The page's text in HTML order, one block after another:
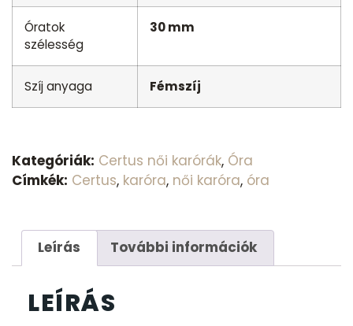
Óratok
szélesség
30 mm
Szíj anyaga Fémszíj
Kategóriák: Certus női karórák, Óra
Címkék: Certus, karóra, női karóra, óra
Leírás További információk
LEÍRÁS